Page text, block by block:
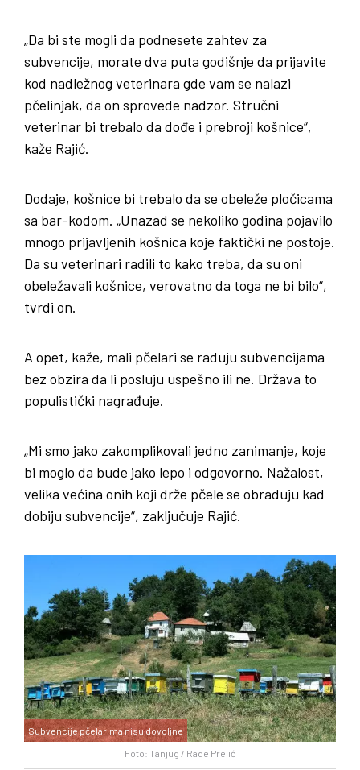
„Da bi ste mogli da podnesete zahtev za
subvencije, morate dva puta godišnje da prijavite
kod nadležnog veterinara gde vam se nalazi
pčelinjak, da on sprovede nadzor. Stručni
veterinar bi trebalo da dođe i prebroji košnice“,
kaže Rajić.
Dodaje, košnice bi trebalo da se obeleže pločicama
sa bar-kodom. „Unazad se nekoliko godina pojavilo
mnogo prijavljenih košnica koje faktički ne postoje.
Da su veterinari radili to kako treba, da su oni
obeležavali košnice, verovatno da toga ne bi bilo“,
tvrdi on.
A opet, kaže, mali pčelari se raduju subvencijama
bez obzira da li posluju uspešno ili ne. Država to
populistički nagrađuje.
„Mi smo jako zakomplikovali jedno zanimanje, koje
bi moglo da bude jako lepo i odgovorno. Nažalost,
velika većina onih koji drže pčele se obraduju kad
dobiju subvencije“, zaključuje Rajić.
Foto: Tanjug / Rade Prelić
Subvencije pčelarima nisu dovoljne